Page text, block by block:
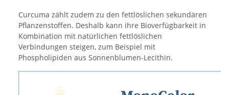
Curcuma zählt zudem zu den fettlöslichen sekundären
Pflanzenstoffen. Deshalb kann ihre Bioverfügbarkeit in
Kombination mit natürlichen fettlöslichen
Verbindungen steigen, zum Beispiel mit
Phospholipiden aus Sonnenblumen-Lecithin.